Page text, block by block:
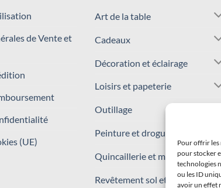
Pour offrir les
pour stocker
technologies
ou les ID
avoir un effet
de Vente et
(UE)
Art de la table
Cadeaux
Décoration et éclairage
Loisirs et papeterie
Outillage
Peinture et droguerie
Quincaillerie et matériaux
Revêtement sol et mur